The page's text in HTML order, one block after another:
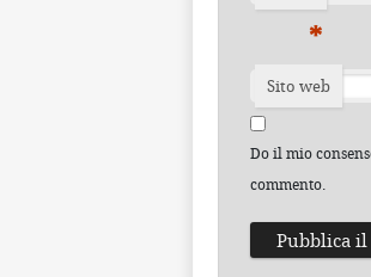
*
Sito web
Do il mio
commento.